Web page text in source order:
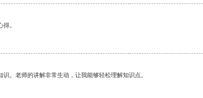
。
。老师的讲解非常生动，让我能够轻松理解知识点。